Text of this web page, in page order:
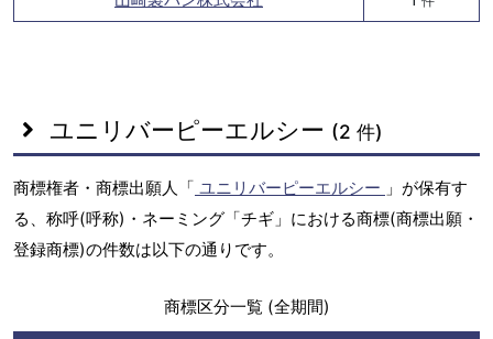
ユニリバーピーエルシー (2 件)
商標権者・商標出願人「 ユニリバーピーエルシー 」が保有す
る、称呼(呼称)・ネーミング「チギ」における商標(商標出願・
登録商標)の件数は以下の通りです。
商標区分一覧 (全期間)